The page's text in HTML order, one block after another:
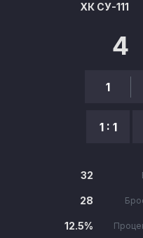
ХК СУ-111
4
1
1 : 1
32
28
12.5%